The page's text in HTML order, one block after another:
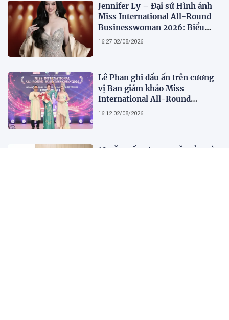
Jennifer Ly – Đại sứ Hình ảnh
Miss International All-Round
Businesswoman 2026: Biểu
tượng của nhan sắc, trí tuệ và
16:27 02/08/2026
Lê Phan ghi dấu ấn trên cương
vị Ban giám khảo Miss
International All-Round
Businesswoman 2026: Thanh
16:12 02/08/2026
10 năm sống trong mặc cảm vì